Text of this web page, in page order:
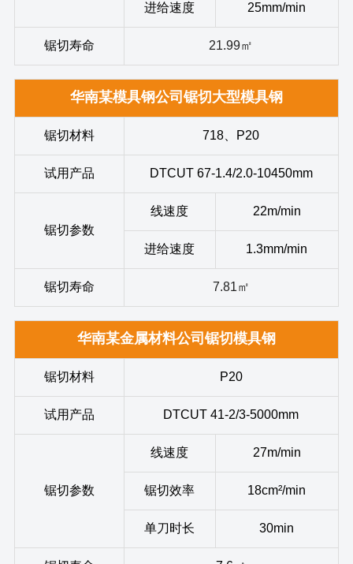
进给速度 25mm/min
锯切寿命 21.99㎡
华南某模具钢公司锯切大型模具钢
锯切材料 718、P20
试用产品 DTCUT 67-1.4/2.0-10450mm
锯切参数
线速度 22m/min
进给速度 1.3mm/min
锯切寿命 7.81㎡
华南某金属材料公司锯切模具钢
锯切材料 P20
试用产品 DTCUT 41-2/3-5000mm
锯切参数
线速度 27m/min
锯切效率 18cm²/min
单刀时长 30min